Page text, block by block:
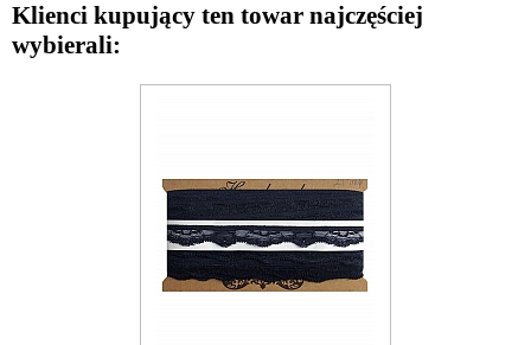
Klienci kupujący ten towar najczęściej
wybierali: